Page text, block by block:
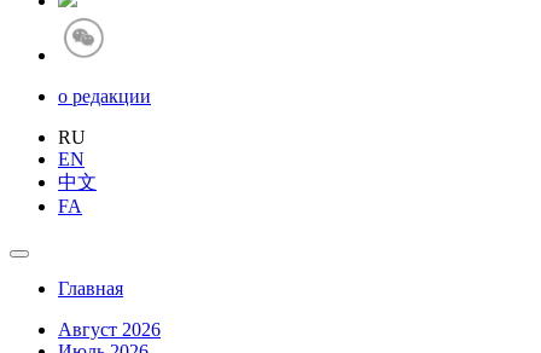
о редакции
RU
EN
中文
FA
Главная
Август 2026